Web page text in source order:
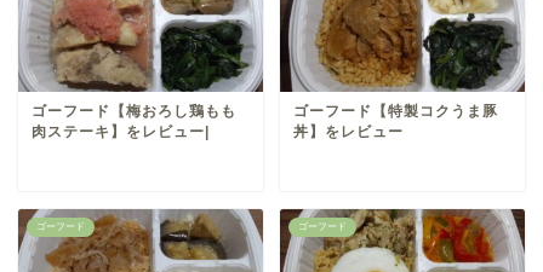
ゴーフード【梅おろし鶏もも
肉ステーキ】をレビュー|
ゴーフード【特製コクうま豚
丼】をレビュー
ゴーフード ゴーフード